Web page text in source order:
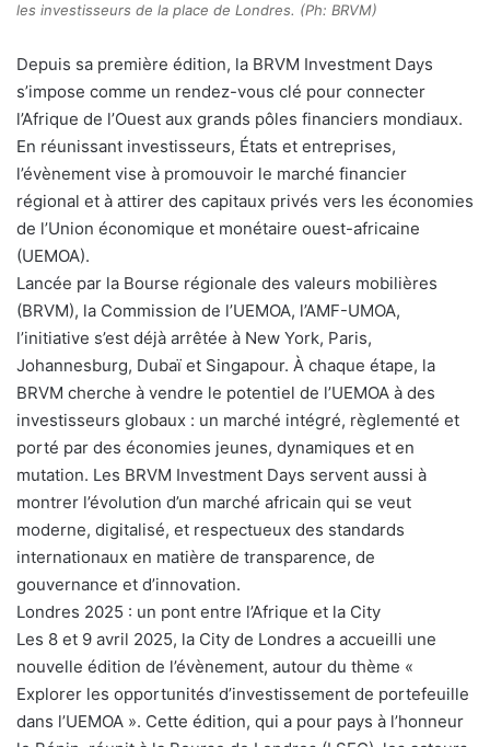
les investisseurs de la place de Londres. (Ph: BRVM)
Depuis sa première édition, la BRVM Investment Days
s’impose comme un rendez-vous clé pour connecter
l’Afrique de l’Ouest aux grands pôles financiers mondiaux.
En réunissant investisseurs, États et entreprises,
l’évènement vise à promouvoir le marché financier
régional et à attirer des capitaux privés vers les économies
de l’Union économique et monétaire ouest-africaine
(UEMOA).
Lancée par la Bourse régionale des valeurs mobilières
(BRVM), la Commission de l’UEMOA, l’AMF-UMOA,
l’initiative s’est déjà arrêtée à New York, Paris,
Johannesburg, Dubaï et Singapour. À chaque étape, la
BRVM cherche à vendre le potentiel de l’UEMOA à des
investisseurs globaux : un marché intégré, règlementé et
porté par des économies jeunes, dynamiques et en
mutation. Les BRVM Investment Days servent aussi à
montrer l’évolution d’un marché africain qui se veut
moderne, digitalisé, et respectueux des standards
internationaux en matière de transparence, de
gouvernance et d’innovation.
Londres 2025 : un pont entre l’Afrique et la City
Les 8 et 9 avril 2025, la City de Londres a accueilli une
nouvelle édition de l’évènement, autour du thème «
Explorer les opportunités d’investissement de portefeuille
dans l’UEMOA ». Cette édition, qui a pour pays à l’honneur